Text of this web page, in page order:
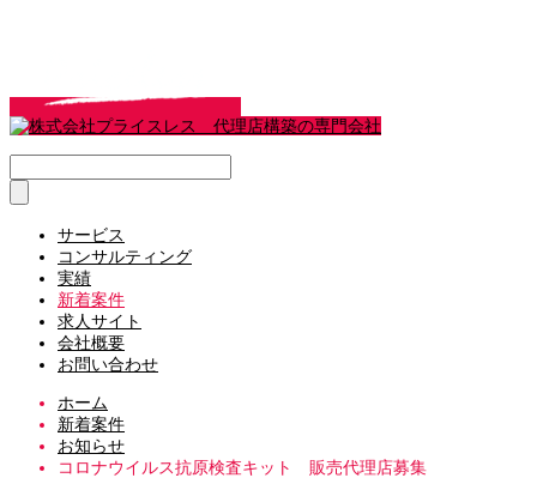
サービス
コンサルティング
実績
新着案件
求人サイト
会社概要
お問い合わせ
ホーム
新着案件
お知らせ
コロナウイルス抗原検査キット 販売代理店募集